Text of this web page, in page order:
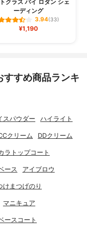
クラス バイ ロダン シェ
ーディング
3.94(33)
¥1,190
すすめ商品ランキ
スパウダー ハイライト
クリーム DDクリーム
ラトップコート
ース アイブロウ
けまつげのり
マニキュア
ースコート